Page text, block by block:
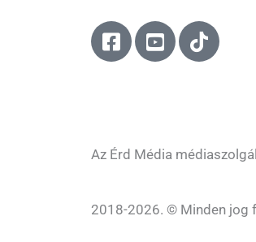
F
a
o
s
Y
o
e
q
T
i
Az Érd Média
2018-2026. © Minden jog